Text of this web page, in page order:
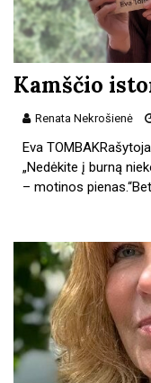
Kamščio
Renata Nekrošienė
Eva
„Nedėkite į burną
– motinos